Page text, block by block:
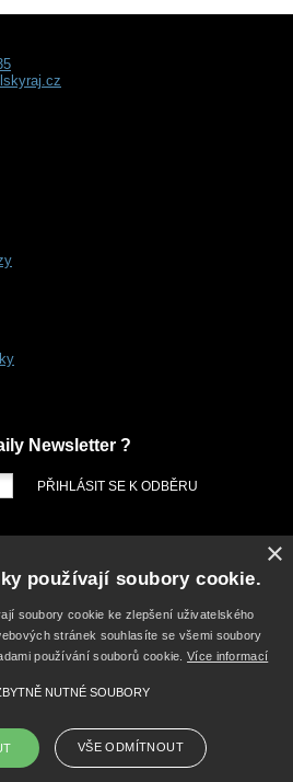
Newsletter ?
×
používají soubory cookie.
soubory cookie ke zlepšení uživatelského
stránek souhlasíte se všemi soubory
používání souborů cookie.Více informací
NUTNÉ SOUBORY
VŠE ODMÍTNOUT